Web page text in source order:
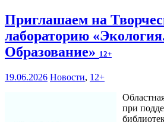
Приглашаем на
лабораторию
Образование» 12+
19.06.2026 Новости, 12+
при